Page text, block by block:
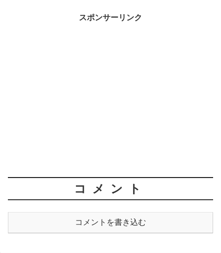
スポンサーリンク
コメント
コメントを書き込む